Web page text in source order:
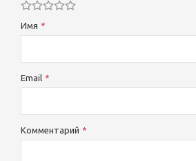
Имя
Email
Комментарий